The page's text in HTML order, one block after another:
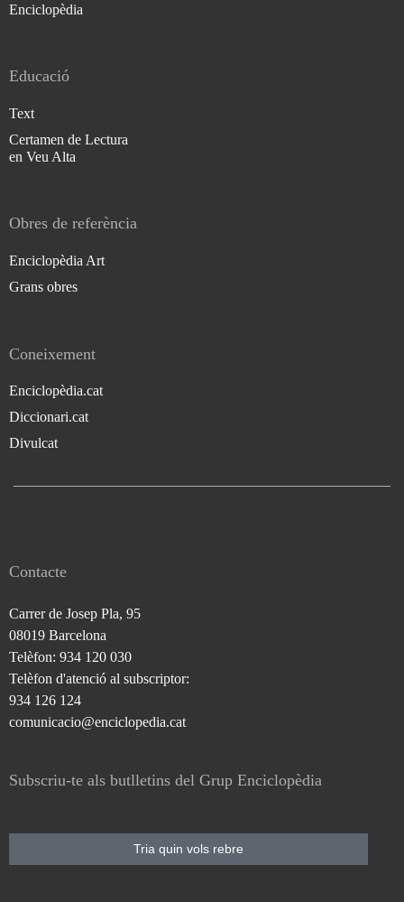
Enciclopèdia
Educació
Text
Certamen de Lectura
en Veu Alta
Obres de referència
Enciclopèdia Art
Grans obres
Coneixement
Enciclopèdia.cat
Diccionari.cat
Divulcat
Contacte
Carrer de Josep Pla, 95
08019 Barcelona
Telèfon: 934 120 030
Telèfon d'atenció al subscriptor:
934 126 124
comunicacio@enciclopedia.cat
Subscriu-te als butlletins del Grup Enciclopèdia
Tria quin vols rebre